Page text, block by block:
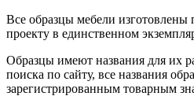
Все образцы мебели
проекту в единственном
Образцы имеют названия для их
поиска по сайту, все названия
зарегистрированным товарным